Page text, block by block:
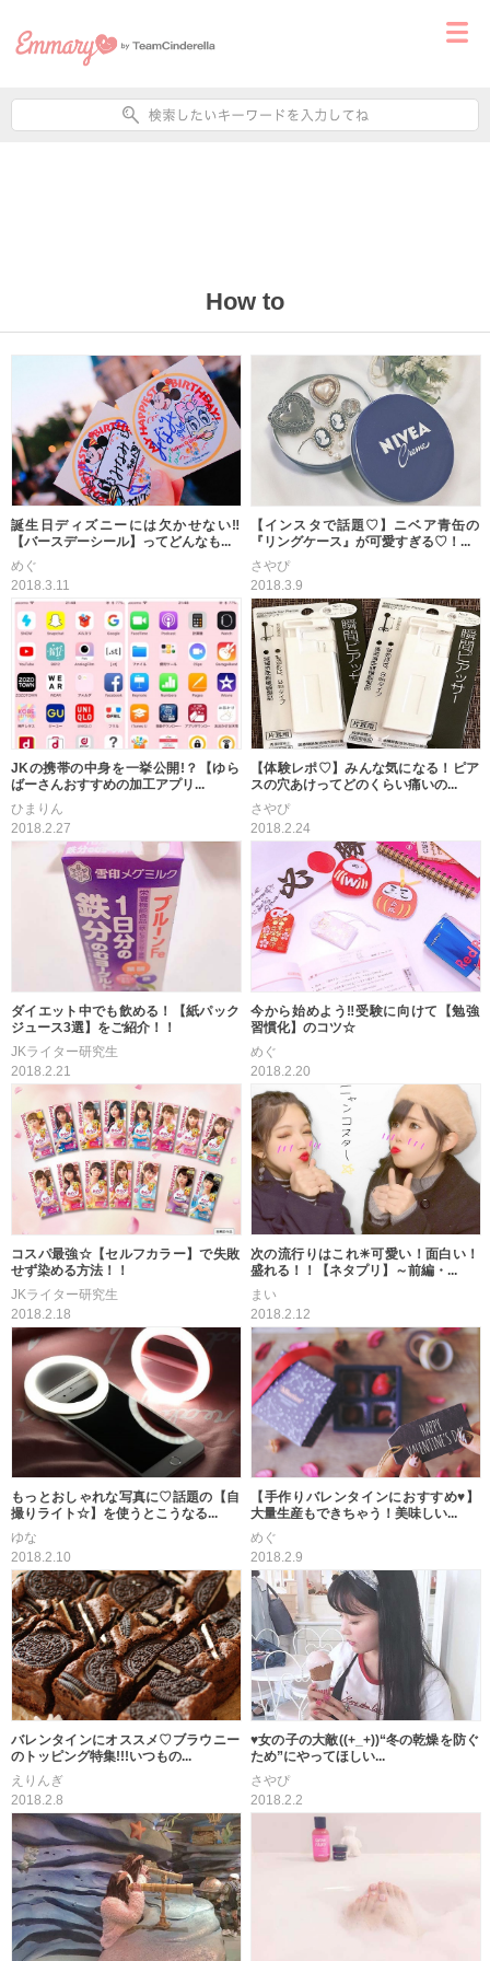
How to
誕生日ディズニーには欠かせない‼
【バースデーシール】ってどんなも...
めぐ
2018.3.11
【インスタで話題♡】ニベア青缶の
『リングケース』が可愛すぎる♡！...
さやぴ
2018.3.9
JKの携帯の中身を一挙公開!？【ゆら
ばーさんおすすめの加工アプリ...
ひまりん
2018.2.27
【体験レポ♡】みんな気になる！ピア
スの穴あけってどのくらい痛いの...
さやぴ
2018.2.24
ダイエット中でも飲める！【紙パック
ジュース3選】をご紹介！！
JKライター研究生
2018.2.21
今から始めよう‼受験に向けて【勉強
習慣化】のコツ☆
めぐ
2018.2.20
コスパ最強☆【セルフカラー】で失敗
せず染める方法！！
JKライター研究生
2018.2.18
次の流行りはこれ☀可愛い！面白い！
盛れる！！【ネタプリ】～前編・...
まい
2018.2.12
もっとおしゃれな写真に♡話題の【自
撮りライト☆】を使うとこうなる...
ゆな
2018.2.10
【手作りバレンタインにおすすめ♥】
大量生産もできちゃう！美味しい...
めぐ
2018.2.9
バレンタインにオススメ♡ブラウニー
のトッピング特集!!!いつもの...
えりんぎ
2018.2.8
♥女の子の大敵((+_+))“冬の乾燥を防ぐ
ため”にやってほしい...
さやぴ
2018.2.2